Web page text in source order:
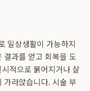
일상생활이 가능하지
결과를 얻고 회복을 도
적으로 붉어지거나 살
가라앉습니다. 시술 부